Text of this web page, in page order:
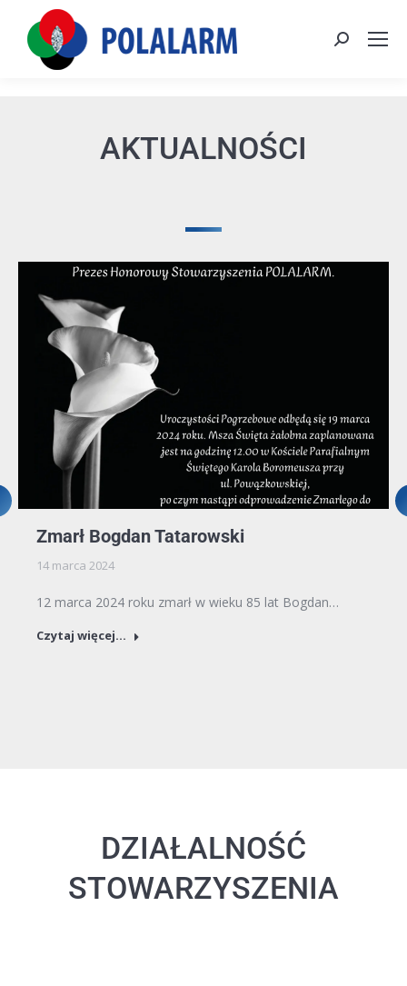
AKTUALNOŚCI
Zmarł Bogdan Tatarowski
14 marca 2024
12 marca 2024 roku zmarł w wieku 85 lat Bogdan…
Czytaj więcej...
DZIAŁALNOŚĆ
STOWARZYSZENIA